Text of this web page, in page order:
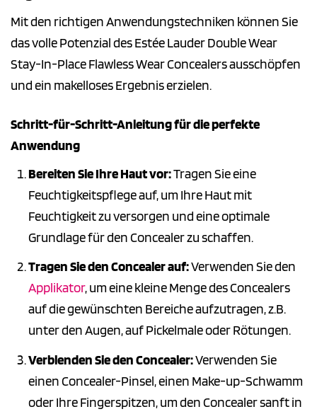
Mit den richtigen Anwendungstechniken können Sie
das volle Potenzial des Estée Lauder Double Wear
Stay-In-Place Flawless Wear Concealers ausschöpfen
und ein makelloses Ergebnis erzielen.
Schritt-für-Schritt-Anleitung für die perfekte
Anwendung
Bereiten Sie Ihre Haut vor:Tragen Sie eine
Feuchtigkeitspflege auf, um Ihre Haut mit
Feuchtigkeit zu versorgen und eine optimale
Grundlage für den Concealer zu schaffen.
Tragen Sie den Concealer auf:Verwenden Sie den
Applikator, um eine kleine Menge des Concealers
auf die gewünschten Bereiche aufzutragen, z.B.
unter den Augen, auf Pickelmale oder Rötungen.
Verblenden Sie den Concealer:Verwenden Sie
einen Concealer-Pinsel, einen Make-up-Schwamm
oder Ihre Fingerspitzen, um den Concealer sanft in